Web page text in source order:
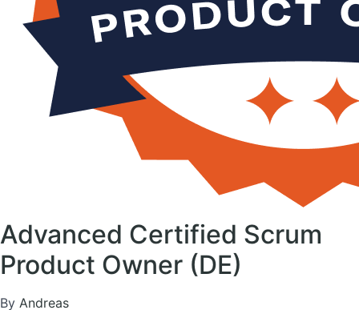
Advanced Certified Scrum
Product Owner (DE)
By Andreas